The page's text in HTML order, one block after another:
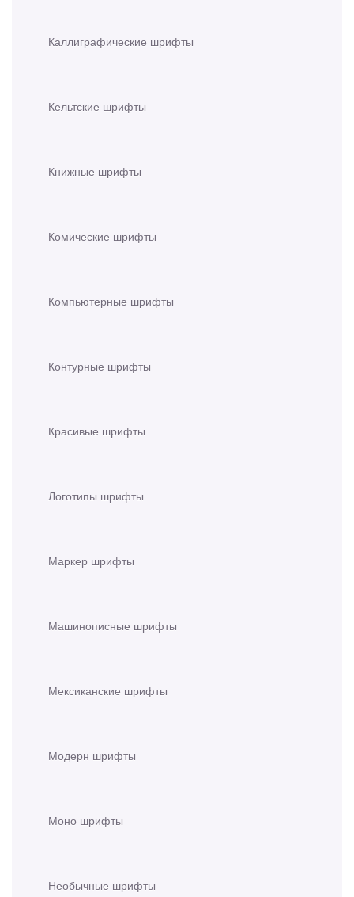
Каллиграфические шрифты
Кельтские шрифты
Книжные шрифты
Комические шрифты
Компьютерные шрифты
Контурные шрифты
Красивые шрифты
Логотипы шрифты
Маркер шрифты
Машинописные шрифты
Мексиканские шрифты
Модерн шрифты
Моно шрифты
Необычные шрифты